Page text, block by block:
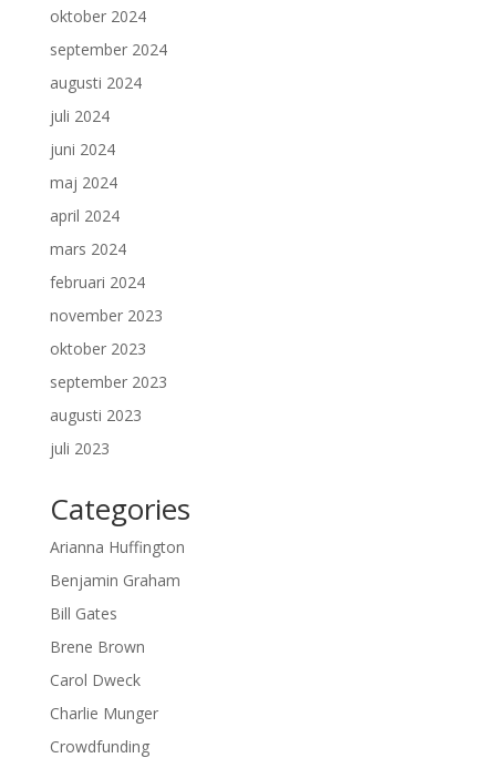
oktober 2024
september 2024
augusti 2024
juli 2024
juni 2024
maj 2024
april 2024
mars 2024
februari 2024
november 2023
oktober 2023
september 2023
augusti 2023
juli 2023
Categories
Arianna Huffington
Benjamin Graham
Bill Gates
Brene Brown
Carol Dweck
Charlie Munger
Crowdfunding